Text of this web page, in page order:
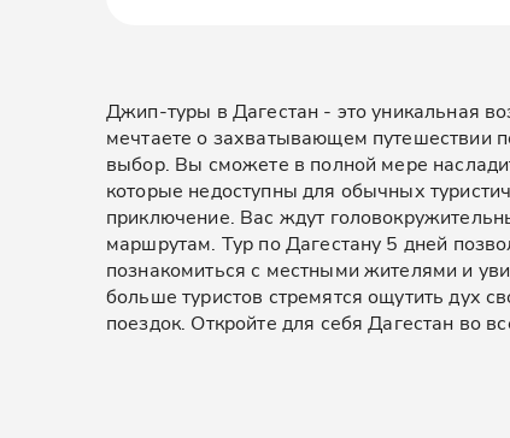
Джип-туры в Дагестан - это уникальная
мечтаете о захватывающем
выбор. Вы сможете в полной мере
которые недоступны для обычных
приключение. Вас ждут
маршрутам. Тур по Дагестану 5 дней
познакомиться с местными жителями и
больше туристов стремятся ощутить дух
поездок. Откройте для себя Дагестан во